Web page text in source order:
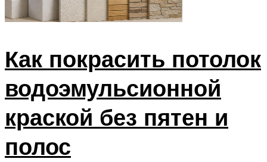
Как покрасить потолок
водоэмульсионной
краской без пятен и
полос